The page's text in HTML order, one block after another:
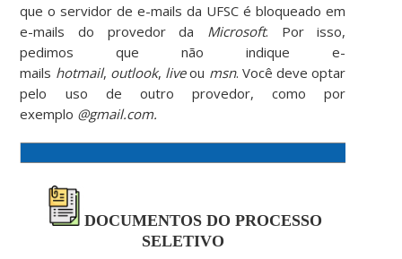
que o servidor de e-mails da UFSC é bloqueado em
e-mails do provedor da Microsoft. Por isso,
pedimos que não indique e-
mails hotmail, outlook, liveou msn. Você deve optar
pelo uso de outro provedor, como por
exemplo @gmail.com.
DOCUMENTOS DO PROCESSO
SELETIVO